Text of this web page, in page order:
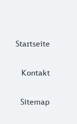
Startseite
Kontakt
Sitemap